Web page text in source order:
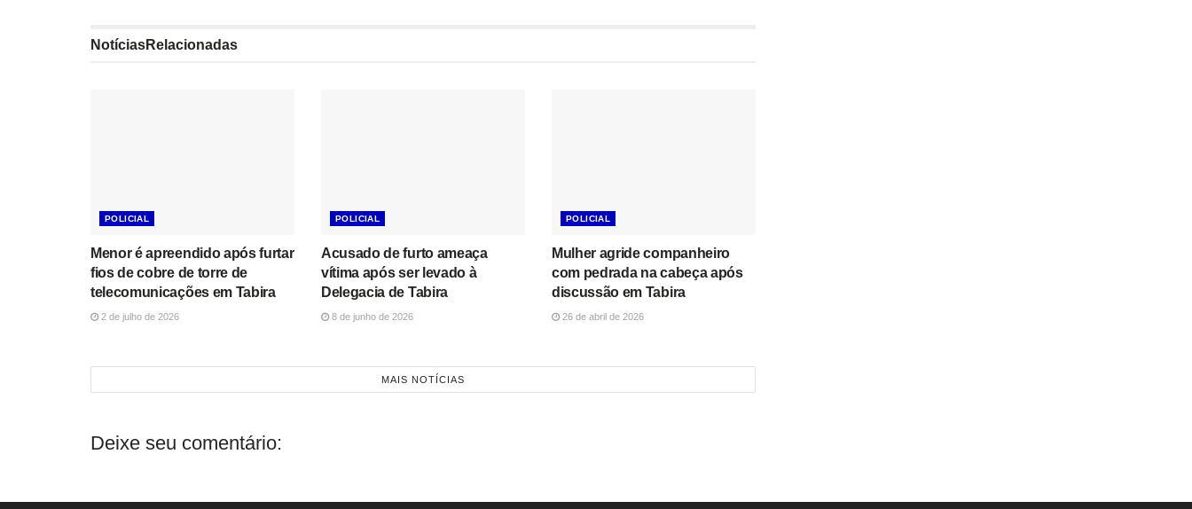
NotíciasRelacionadas
POLICIAL
Menor é apreendido após furtar
fios de cobre de torre de
telecomunicações em Tabira
2 de julho de 2026
POLICIAL
Acusado de furto ameaça
vítima após ser levado à
Delegacia de Tabira
8 de junho de 2026
POLICIAL
Mulher agride companheiro
com pedrada na cabeça após
discussão em Tabira
26 de abril de 2026
MAIS NOTÍCIAS
Deixe seu comentário: